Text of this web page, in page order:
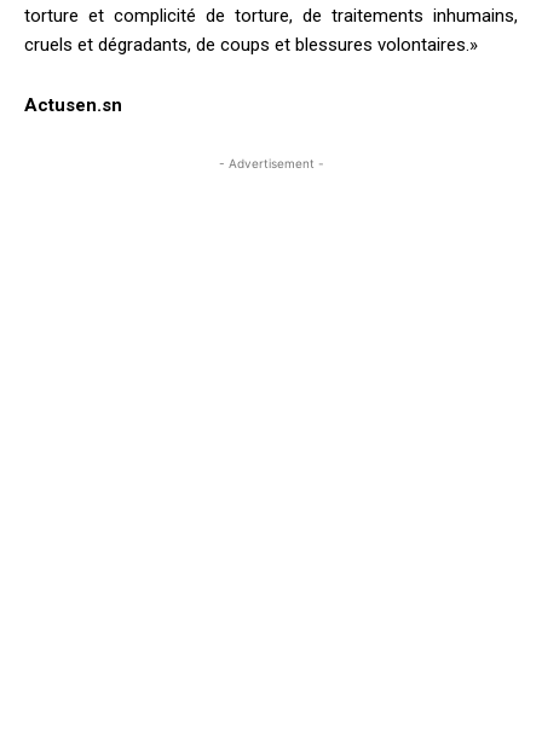
torture et complicité de torture, de traitements inhumains,
cruels et dégradants, de coups et blessures volontaires.»
Actusen.sn
- Advertisement -